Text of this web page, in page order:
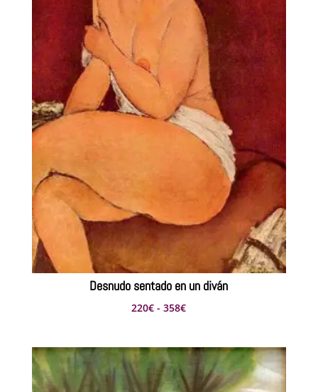
Desnudo sentado en un diván
220€ - 358€Rango
precios:
desde
220€